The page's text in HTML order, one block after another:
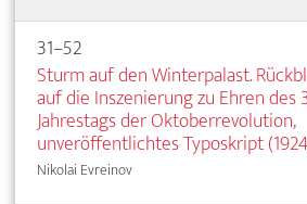
31–52
Sturm auf den Winterpalast.
auf die Inszenierung zu Ehren des
Jahrestags der Oktoberrevolution,
unveröffentlichtes Typoskript
Nikolai Evreinov